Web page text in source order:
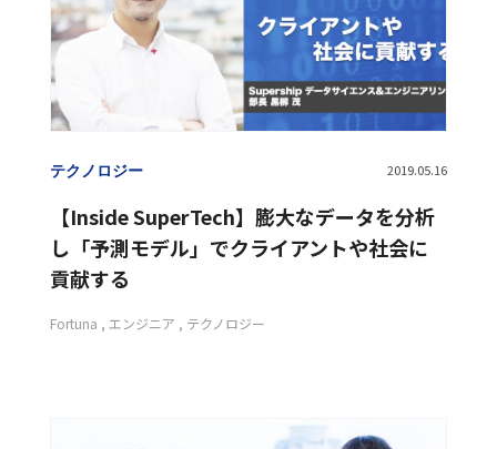
テクノロジー 2019.05.16
【Inside SuperTech】膨大なデータを分析
し「予測モデル」でクライアントや社会に
貢献する
Fortuna エンジニア テクノロジー